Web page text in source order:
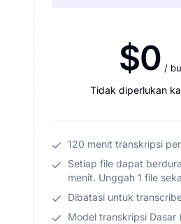
$0 /
Tidak diperlukan
120 menit transkripsi
Setiap file dapat
menit. Unggah 1 file
Dibatasi untuk
Model transkripsi Dasar